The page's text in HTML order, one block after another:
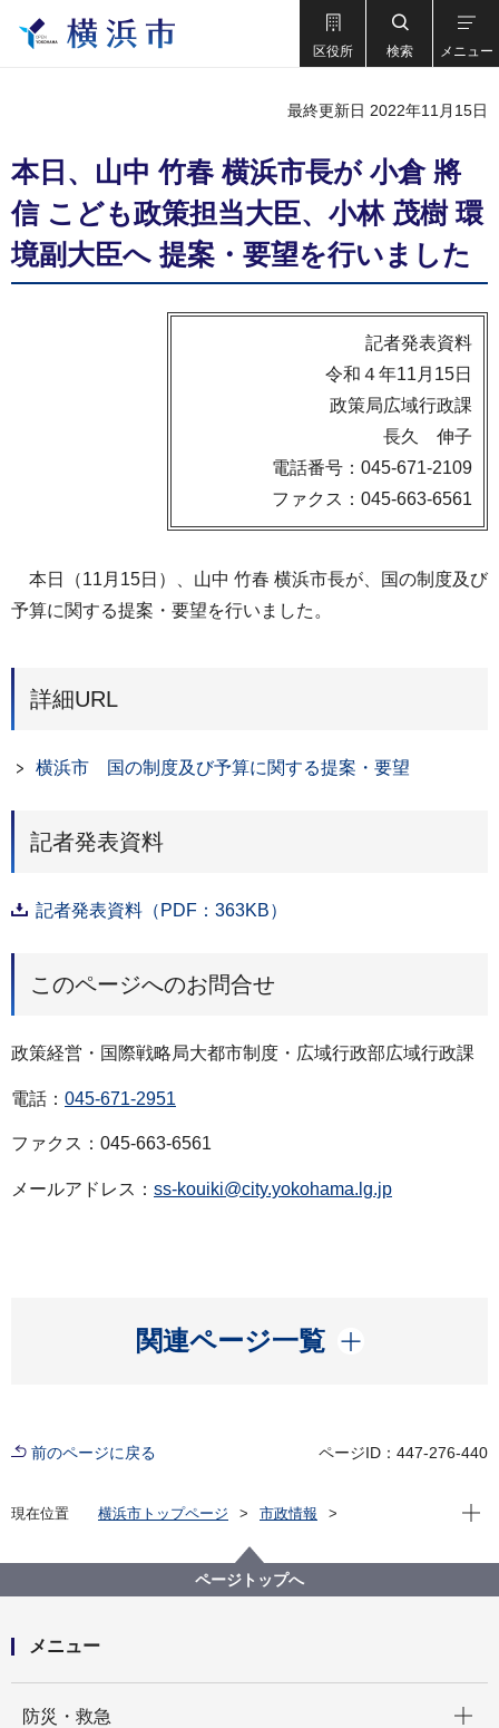
区役所 検索 メニュー
最終更新日 2022年11月15日
本日、山中 竹春 横浜市長が 小倉 將
信 こども政策担当大臣、小林 茂樹 環
境副大臣へ 提案・要望を行いました
記者発表資料
令和４年11月15日
政策局広域行政課
長久 伸子
電話番号：045-671-2109
ファクス：045-663-6561
本日（11月15日）、山中 竹春 横浜市長が、国の制度及び
予算に関する提案・要望を行いました。
詳細URL
横浜市 国の制度及び予算に関する提案・要望
記者発表資料
記者発表資料（PDF：363KB）
このページへのお問合せ
政策経営・国際戦略局大都市制度・広域行政部広域行政課
電話： 045-671-2951
ファクス：045-663-6561
メールアドレス： ss-kouiki@city.yokohama.lg.jp
関連ページ一覧
開く
前のページに戻る ページID：447-276-440
現在位置 横浜市トップページ
市政情報
政策経営・国際戦略局
本日、山中 竹春 横浜市長が 小倉 將信 こども政策担当
大臣、小林 茂樹 環境副大臣へ 提案・要望を行いまし
現在
ページトップへ
メニュー
防災・救急